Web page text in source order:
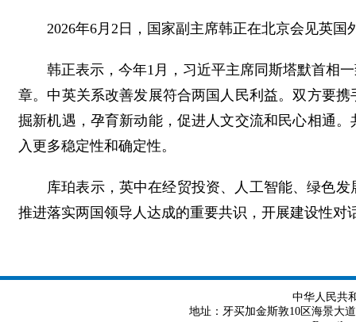
2026年6月2日，国家副主席韩正在北京会见英国
韩正表示，今年1月，习近平主席同斯塔默首相
章。中英关系改善发展符合两国人民利益。双方要
掘新机遇，孕育新动能，促进人文交流和民心相通
入更多稳定性和确定性。
库珀表示，英中在经贸投资、人工智能、绿色
推进落实两国领导人达成的重要共识，开展建设性对
中华人民共
地址：牙买加金斯敦10区海景大道